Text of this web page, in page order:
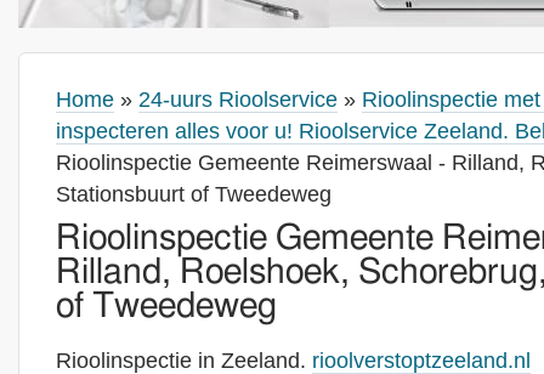
Home » 24-uurs Rioolservice » Rioolinspectie
inspecteren alles voor u! Rioolservice Zeeland.
Rioolinspectie Gemeente Reimerswaal - Rilland,
Stationsbuurt of Tweedeweg
Rioolinspectie Gemeente
Rilland, Roelshoek,
of Tweedeweg
Rioolinspectie in Zeeland. rioolverstoptzeeland.nl